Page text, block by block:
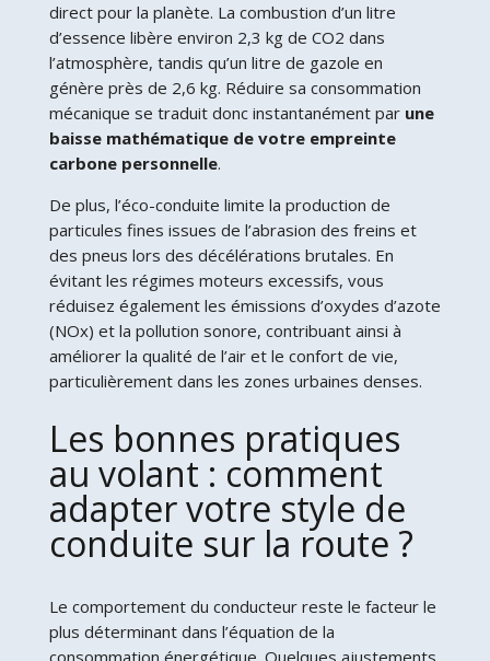
direct pour la planète. La combustion d’un litre
d’essence libère environ 2,3 kg de CO2 dans
l’atmosphère, tandis qu’un litre de gazole en
génère près de 2,6 kg. Réduire sa consommation
mécanique se traduit donc instantanément par une
baisse mathématique de votre empreinte
carbone personnelle.
De plus, l’éco-conduite limite la production de
particules fines issues de l’abrasion des freins et
des pneus lors des décélérations brutales. En
évitant les régimes moteurs excessifs, vous
réduisez également les émissions d’oxydes d’azote
(NOx) et la pollution sonore, contribuant ainsi à
améliorer la qualité de l’air et le confort de vie,
particulièrement dans les zones urbaines denses.
Les bonnes pratiques
au volant : comment
adapter votre style de
conduite sur la route ?
Le comportement du conducteur reste le facteur le
plus déterminant dans l’équation de la
consommation énergétique. Quelques ajustements